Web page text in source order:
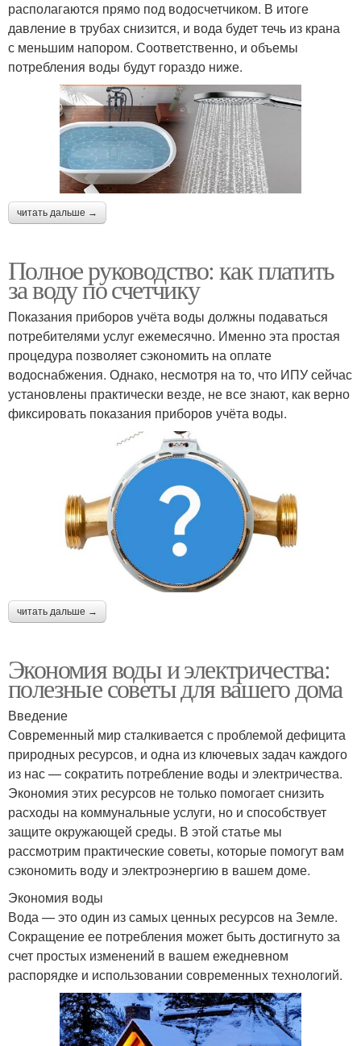
располагаются прямо под водосчетчиком. В итоге
давление в трубах снизится, и вода будет течь из крана
с меньшим напором. Соответственно, и объемы
потребления воды будут гораздо ниже.
читать дальше →
Полное руководство: как платить
за воду по счетчику
Показания приборов учёта воды должны подаваться
потребителями услуг ежемесячно. Именно эта простая
процедура позволяет сэкономить на оплате
водоснабжения. Однако, несмотря на то, что ИПУ сейчас
установлены практически везде, не все знают, как верно
фиксировать показания приборов учёта воды.
читать дальше →
Экономия воды и электричества:
полезные советы для вашего дома
Введение
Современный мир сталкивается с проблемой дефицита
природных ресурсов, и одна из ключевых задач каждого
из нас — сократить потребление воды и электричества.
Экономия этих ресурсов не только помогает снизить
расходы на коммунальные услуги, но и способствует
защите окружающей среды. В этой статье мы
рассмотрим практические советы, которые помогут вам
сэкономить воду и электроэнергию в вашем доме.
Экономия воды
Вода — это один из самых ценных ресурсов на Земле.
Сокращение ее потребления может быть достигнуто за
счет простых изменений в вашем ежедневном
распорядке и использовании современных технологий.